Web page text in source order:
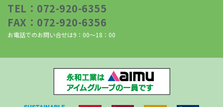
TEL：072-920-6355
FAX：072-920-6356
お電話でのお問い合せは9：00～18：00